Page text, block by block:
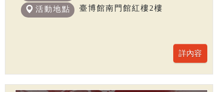
活動地點 臺博館南門館紅樓2樓